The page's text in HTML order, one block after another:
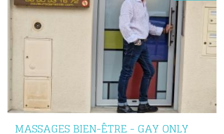
MASSAGES BIEN-ÊTRE - GAY ONLY